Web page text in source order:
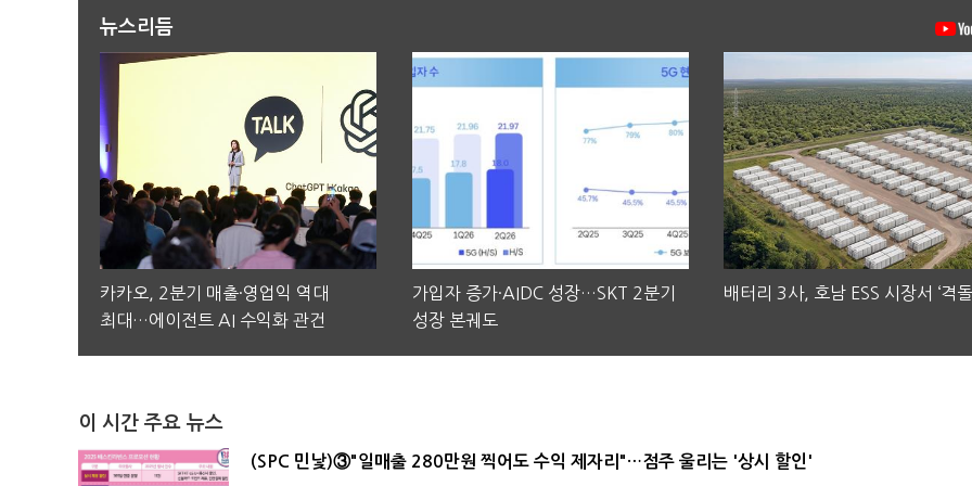
뉴스리듬
카카오, 2분기 매출·영업익 역대
최대…에이전트 AI 수익화 관건
가입자 증가·AIDC 성장…SKT 2분기
성장 본궤도
배터리 3사, 호남 ESS 시장서 ‘격돌
이 시간 주요 뉴스
(SPC 민낯)③"일매출 280만원 찍어도 수익 제자리"…점주 울리는 '상시 할인'